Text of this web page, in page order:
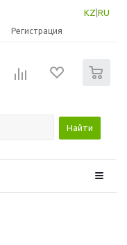
KZ RU
Регистрация
Найти